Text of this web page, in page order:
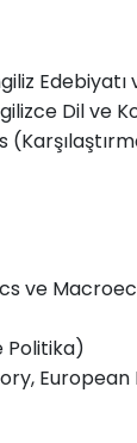
Dil ve
ve
Politika)